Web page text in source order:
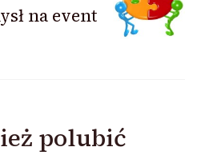
na event
polubić